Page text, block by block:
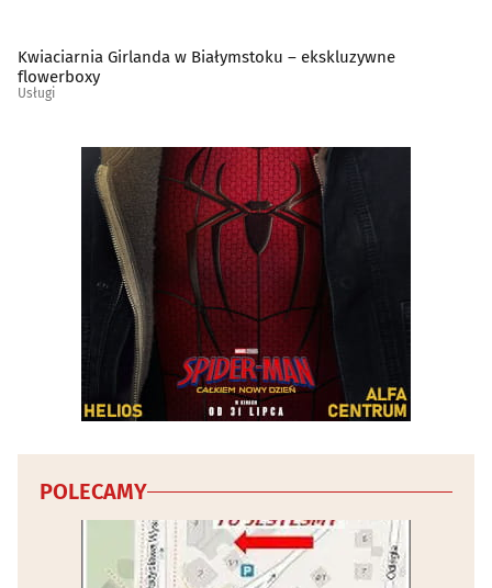
Weterynarze
Wideofilmowanie(20)
Wody mineralne i napoje - producenci, hurtownie
Wydawnictwa(19)
Wyposażenie gastronomii i hoteli(4)
Wypożyczalnie narzędzi i elektronarzędzi
Wypożyczanie DVD i video(4)
Zabytki - konserwacja (3)
Kwiaciarnia Girlanda w Białymstoku – ekskluzywne
flowerboxy
Usługi
POLECAMY